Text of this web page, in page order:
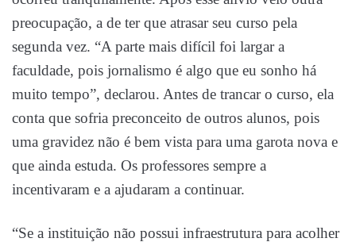
preocupação, a de ter que atrasar seu curso pela
segunda vez. “A parte mais difícil foi largar a
faculdade, pois jornalismo é algo que eu sonho há
muito tempo”, declarou. Antes de trancar o curso, ela
conta que sofria preconceito de outros alunos, pois
uma gravidez não é bem vista para uma garota nova e
que ainda estuda. Os professores sempre a
incentivaram e a ajudaram a continuar.
“Se a instituição não possui infraestrutura para acolher